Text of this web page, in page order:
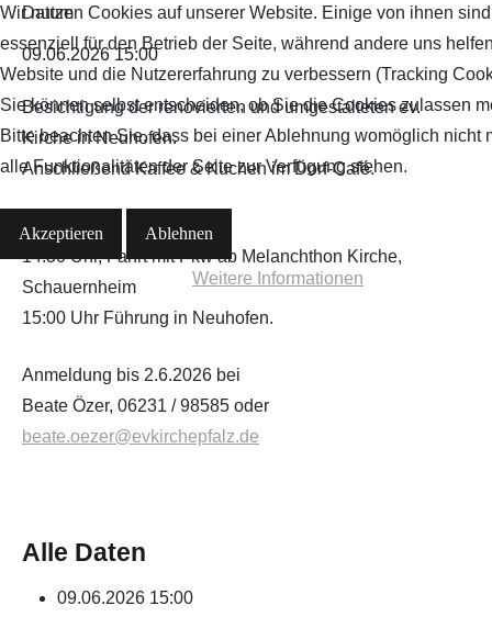
Datum
09.06.2026 15:00
Besichtigung der renovierten und umgestalteten ev.
Kirche in Neuhofen.
Anschließend Kaffee & Kuchen im Dorf-Café.
14:30 Uhr, Fahrt mit Pkw ab Melanchthon Kirche,
Schauernheim
15:00 Uhr Führung in Neuhofen.
Anmeldung bis 2.6.2026 bei
Beate Özer, 06231 / 98585 oder
beate.oezer@evkirchepfalz.de
Alle Daten
09.06.2026 15:00
Wir nutzen Cookies auf unserer Website. Einige von ihnen sind
essenziell für den Betrieb der Seite, während andere uns
Website und die Nutzererfahrung zu verbessern (Tracking
Sie können selbst entscheiden, ob Sie die Cookies zulassen
Bitte beachten Sie, dass bei einer Ablehnung womöglich nicht
alle Funktionalitäten der Seite zur Verfügung stehen.
Akzeptieren Ablehnen
Weitere Informationen